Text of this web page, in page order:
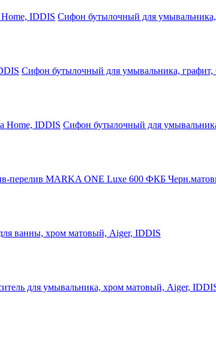
Сифон бутылочный для
Сифон бутылочный для умывальника, графит,
Сифон бутылочный для
перелив MARKA ONE Luxe 600 ФКБ
ванны, хром матовый, Aiger, IDDIS
для умывальника, хром матовый, Aiger,